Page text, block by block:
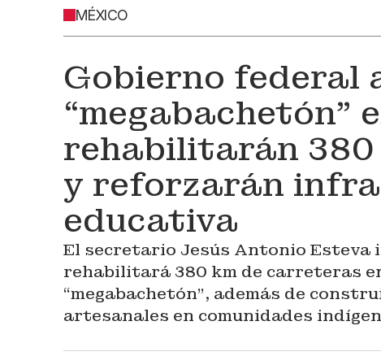
MÉXICO
Gobierno federal
“megabachetón”
rehabilitarán
y reforzarán
educativa
El secretario Jesús Antonio Esteva
rehabilitará 380 km de carreteras
“megabachetón”, además de
artesanales en comunidades